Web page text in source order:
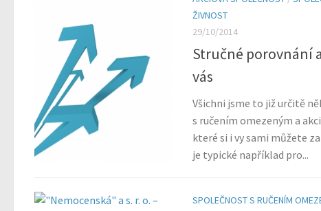
ŽIVNOST
29/10/2014
Stručné porovnání
vás
Všichni jsme to již určitě
s ručením omezeným a
které si i vy sami můžete
je typické například pro...
SPOLEČNOST S RUČENÍM